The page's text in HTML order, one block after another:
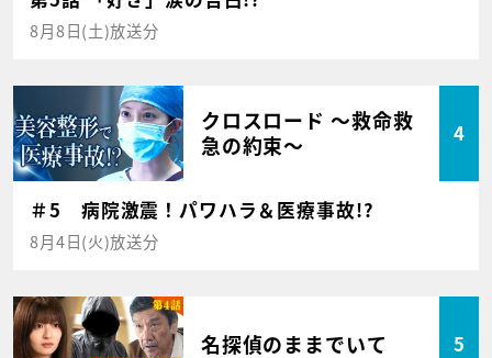
8月8日(土)放送分
クロスロード ～救命救
急の約束～
4
＃5 病院激震！パワハラ＆医療事故!?
8月4日(火)放送分
名探偵のままでいて 5